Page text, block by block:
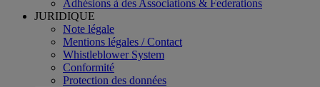
Adhésions à des Associations & Federations
JURIDIQUE
Note légale
Mentions légales / Contact
Whistleblower System
Conformité
Protection des données